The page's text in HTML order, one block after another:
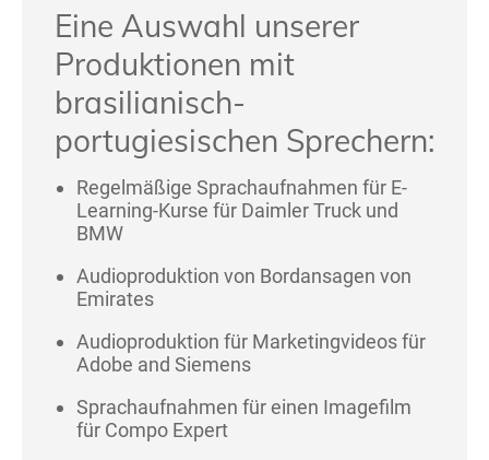
Eine Auswahl unserer
Produktionen mit
brasilianisch-
portugiesischen Sprechern:
Regelmäßige Sprachaufnahmen für E-
Learning-Kurse für Daimler Truck und
BMW
Audioproduktion von Bordansagen von
Emirates
Audioproduktion für Marketingvideos für
Adobe and Siemens
Sprachaufnahmen für einen Imagefilm
für Compo Expert